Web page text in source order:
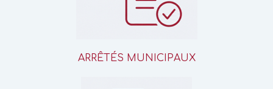
ARRÊTÉS MUNICIPAUX